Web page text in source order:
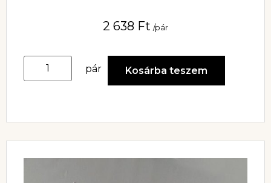
2 638 Ft /pár
pár Kosárba teszem